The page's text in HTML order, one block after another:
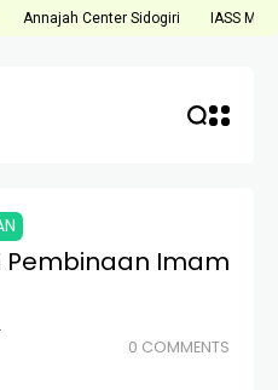
Annajah Center Sidogiri IASS
Pembinaan Imam
0 COMMENTS